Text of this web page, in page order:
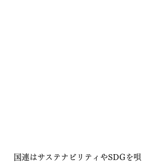
国連はサステナビリティやSDGを唄